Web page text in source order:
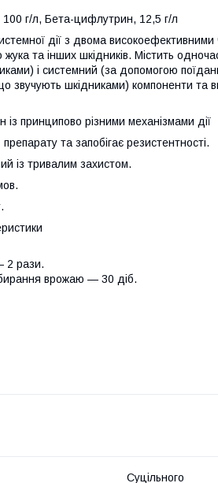
г/л, Бета-цифлутрин, 12,5 г/л
дії з двома
жука та інших шкідників. Містить
і системний (за допомогою
звучують шкідниками) компоненти та
принципово різними механізмами дії
та запобігає резистентності.
із тривалим захистом.
2 рази.
врожаю — 30 діб.
Суцільного